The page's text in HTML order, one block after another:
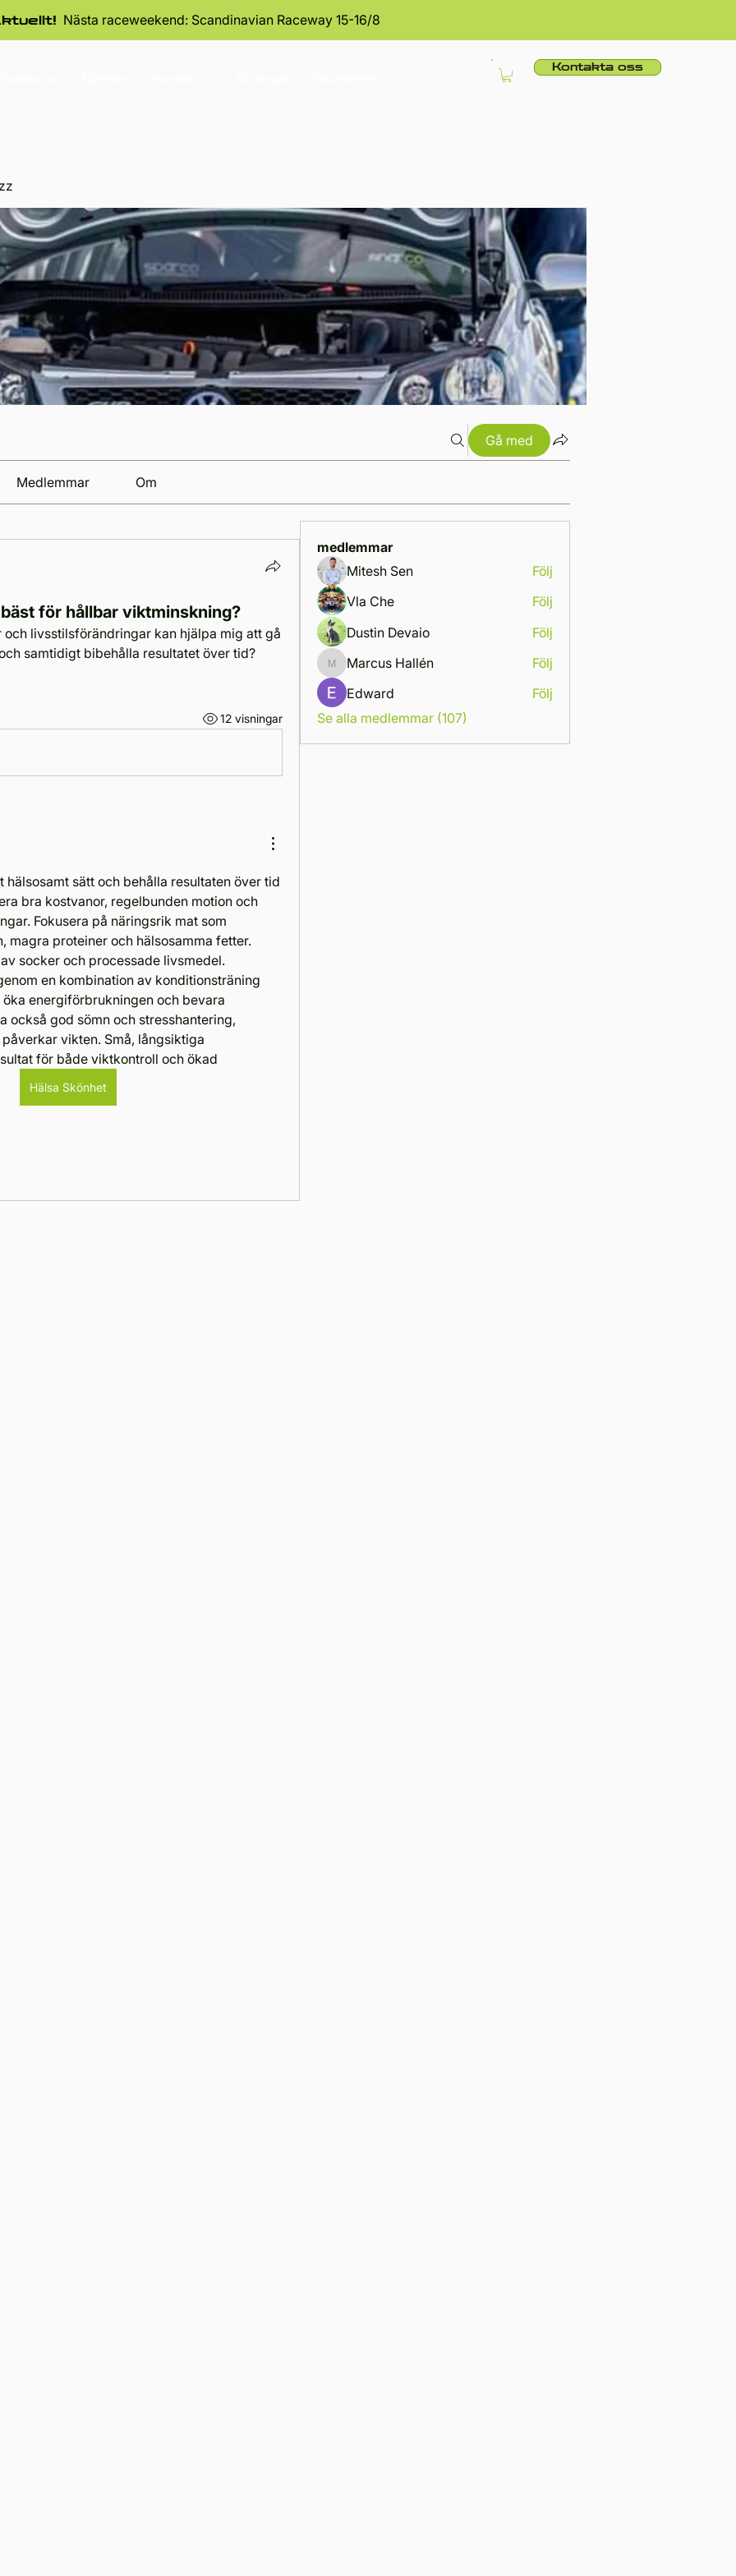
Nästa raceweekend: Scandinavian Raceway 15-16/8
Kontakta oss
Gå med
Medlemmar Om
för hållbar viktminskning?
livsstilsförändringar kan hjälpa mig att gå
samtidigt bibehålla resultatet över tid?
12 visningar
hälsosamt sätt och behålla resultaten över tid
bra kostvanor, regelbunden motion och
Fokusera på näringsrik mat som
magra proteiner och hälsosamma fetter.
socker och processade livsmedel.
en kombination av konditionsträning
energiförbrukningen och bevara
också god sömn och stresshantering,
vikten. Små, långsiktiga
för både viktkontroll och ökad
Hälsa Skönhet
medlemmar
Mitesh Sen
Följ
Vla Che
Följ
Dustin Devaio
Följ
Marcus Hallén
Marcus Hallén
Följ
Edward
Följ
Se alla medlemmar (107)